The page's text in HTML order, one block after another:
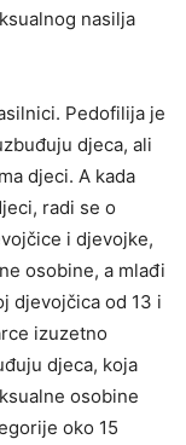
nasilja
Pedofilija je
djeca, ali
djeci. A kada
radi se o
i djevojke,
osobine, a mlađi
djevojčica od 13 i
izuzetno
djeca, koja
osobine
oko 15